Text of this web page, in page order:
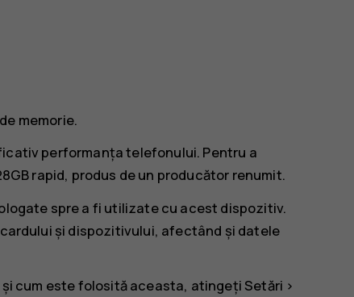
memorie.
performanța telefonului. Pentru a
rapid, produs de un producător renumit.
spre a fi utilizate cu acest dispozitiv.
și dispozitivului, afectând și datele
cum este folosită aceasta, atingeți Setări >